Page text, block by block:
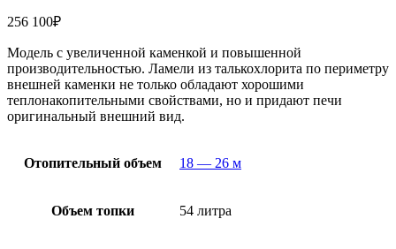
256 100₽
Модель с увеличенной каменкой и повышенной
производительностью. Ламели из талькохлорита по периметру
внешней каменки не только обладают хорошими
теплонакопительными свойствами, но и придают печи
оригинальный внешний вид.
Отопительный объем 18 — 26 м
Объем топки 54 литра